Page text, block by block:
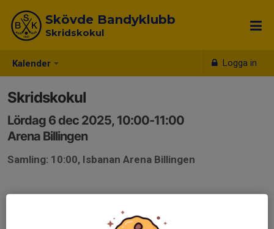
Kalender Logga in
Skövde Bandyklubb
Skridskokul
Skridskokul
Lördag 6 dec 2025, 10:00-11:00
Arena Billingen
Samling: 10:00, Isbanan Arena Billingen